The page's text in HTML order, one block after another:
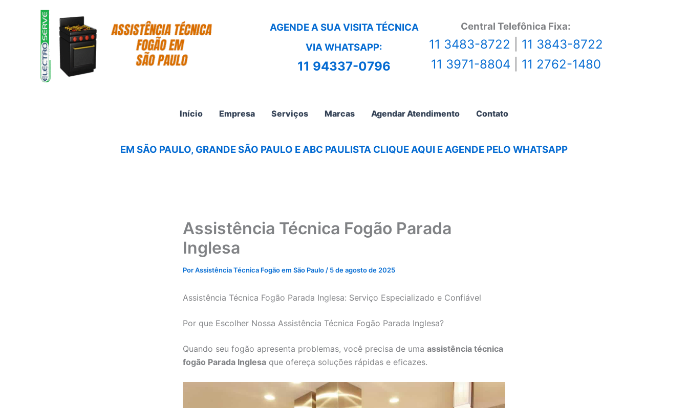
AGENDE A SUA VISITA TÉCNICA
VIA WHATSAPP:
11 94337-0796
Central Telefônica Fixa:
11 3483-8722
11 3843-8722
11 3971-8804
11 2762-1480
Início Empresa Serviços Marcas Agendar Atendimento Contato
EM SÃO PAULO, GRANDE SÃO PAULO E ABC PAULISTA CLIQUE AQUI E AGENDE PELO WHATSAPP
Assistência Técnica Fogão Parada
Inglesa
PorAssistência Técnica Fogão em São Paulo/ 5 de agosto de 2025
Assistência Técnica Fogão Parada Inglesa: Serviço Especializado e Confiável
Por que Escolher Nossa Assistência Técnica Fogão Parada Inglesa?
Quando seu fogão apresenta problemas, você precisa de uma assistência técnica
fogão Parada Inglesa que ofereça soluções rápidas e eficazes.